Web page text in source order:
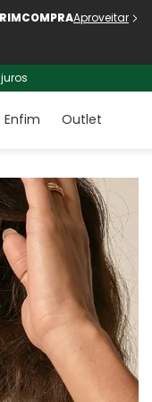
Aproveitar
Enfim Outlet